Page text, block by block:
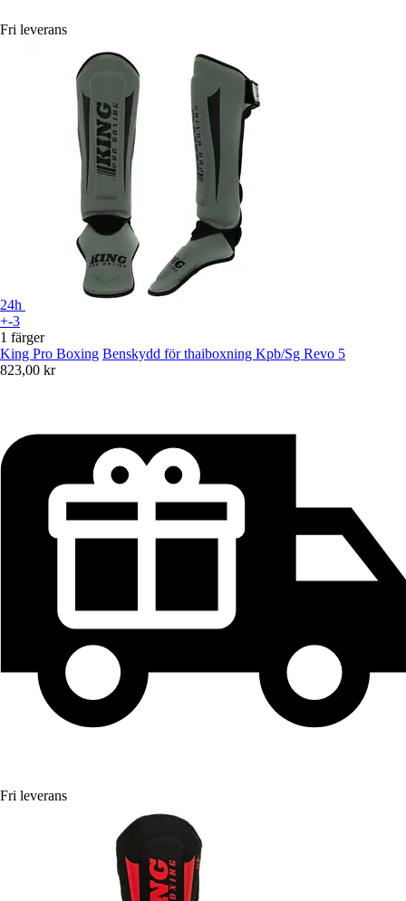
Fri leverans
24h
+-3
1 färger
King Pro Boxing Benskydd för thaiboxning Kpb/Sg Revo 5
823,00 kr
Fri leverans